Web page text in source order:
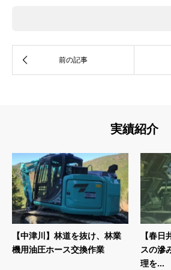
実績紹介
【中津川】林道を抜け、林業
機用油圧ホース交換作業
【春
スの滲
理を...